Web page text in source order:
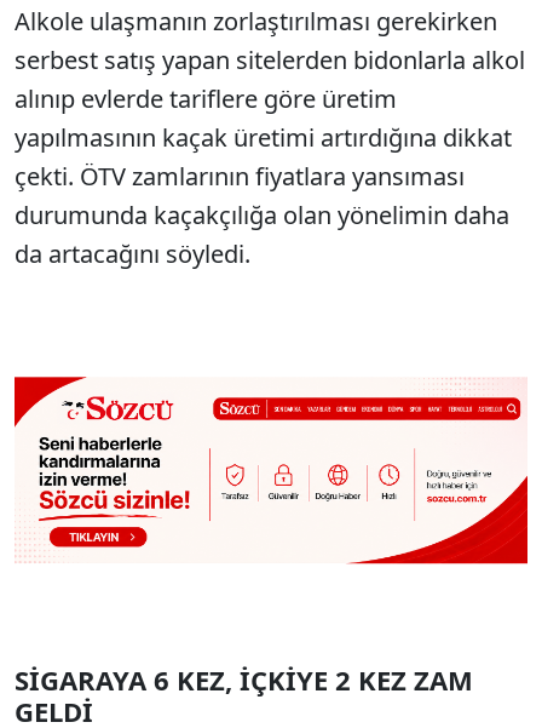
Alkole ulaşmanın zorlaştırılması gerekirken
serbest satış yapan sitelerden bidonlarla alkol
alınıp evlerde tariflere göre üretim
yapılmasının kaçak üretimi artırdığına dikkat
çekti. ÖTV zamlarının fiyatlara yansıması
durumunda kaçakçılığa olan yönelimin daha
da artacağını söyledi.
SİGARAYA 6 KEZ, İÇKİYE 2 KEZ ZAM
GELDİ